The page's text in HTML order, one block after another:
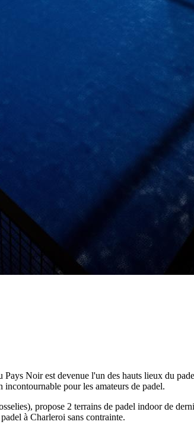
Noir est devenue l'un des hauts lieux du
pour les amateurs de padel.
propose 2 terrains de padel indoor de
à Charleroi sans contrainte.